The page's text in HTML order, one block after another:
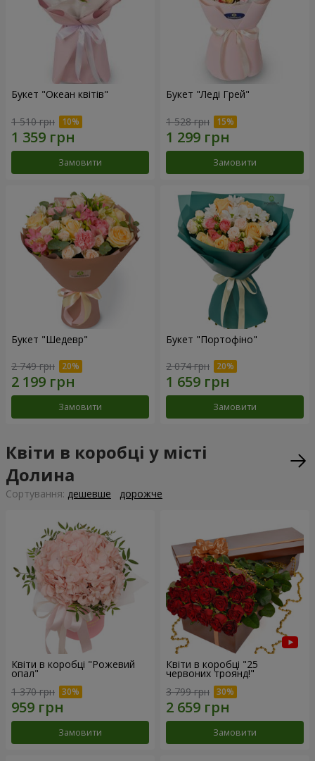
Букет "Океан квітів"
1 510 грн
Замовити
Букет "Леді Грей"
1 528 грн
Замовити
Букет "Шедевр"
2 749 грн
Замовити
Букет "Портофіно"
2 074 грн
Замовити
Квіти в коробці у місті
Долина
Сортування: дешевше дорожче
Квіти в коробці "Рожевий
опал"
1 370 грн
Замовити
Квіти в коробці "25
червоних троянд!"
3 799 грн
Замовити